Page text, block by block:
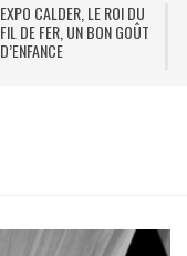
EXPO CALDER, LE ROI DU
FIL DE FER, UN BON GOÛT
D’ENFANCE